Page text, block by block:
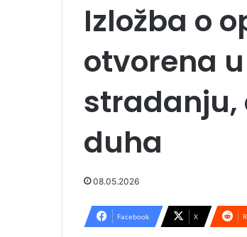
Izložba o
otvorena
stradanju,
duha
08.05.2026
Facebook X